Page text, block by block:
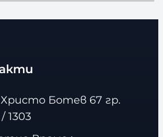
Христо Ботев 67 гр.
1303